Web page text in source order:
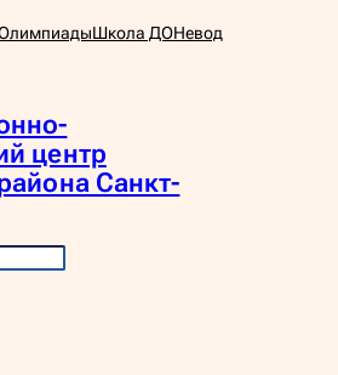
Школа ДОНевод
центр
Санкт-